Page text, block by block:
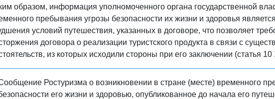
образом, информация уполномоченного органа государственной
пребывания угрозы безопасности их жизни и здоровья
условий путешествия, указанных в договоре, что позволяет
договора о реализации туристского продукта в связи с
из которых исходили стороны при его заключении (статья
Ростуризма о возникновении в стране (месте) временного
его жизни и здоровью, опубликованное до начала его